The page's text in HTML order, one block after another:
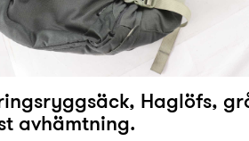
Haglöfs,
avhämtning.